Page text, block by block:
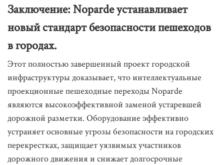
Заключение: Noparde устанавливает
новый стандарт безопасности пешеходов
в городах.
Этот полностью завершенный проект городской
инфраструктуры доказывает, что интеллектуальные
проекционные пешеходные переходы Noparde
являются высокоэффективной заменой устаревшей
дорожной разметки. Оборудование эффективно
устраняет основные угрозы безопасности на городских
перекрестках, защищает уязвимых участников
дорожного движения и снижает долгосрочные